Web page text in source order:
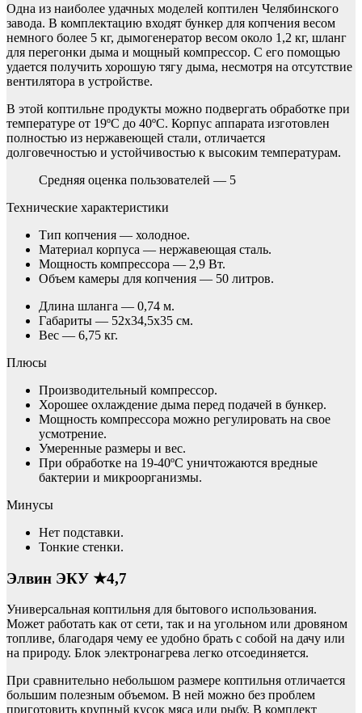
Одна из наиболее удачных моделей коптилен Челябинского
завода. В комплектацию входят бункер для копчения весом
немного более 5 кг, дымогенератор весом около 1,2 кг, шланг
для перегонки дыма и мощный компрессор. С его помощью
удается получить хорошую тягу дыма, несмотря на отсутствие
вентилятора в устройстве.
В этой коптильне продукты можно подвергать обработке при
температуре от 19ºС до 40ºС. Корпус аппарата изготовлен
полностью из нержавеющей стали, отличается
долговечностью и устойчивостью к высоким температурам.
Средняя оценка пользователей — 5
Технические характеристики
Тип копчения — холодное.
Материал корпуса — нержавеющая сталь.
Мощность компрессора — 2,9 Вт.
Объем камеры для копчения — 50 литров.
Длина шланга — 0,74 м.
Габариты — 52х34,5х35 см.
Вес — 6,75 кг.
Плюсы
Производительный компрессор.
Хорошее охлаждение дыма перед подачей в бункер.
Мощность компрессора можно регулировать на свое
усмотрение.
Умеренные размеры и вес.
При обработке на 19-40ºС уничтожаются вредные
бактерии и микроорганизмы.
Минусы
Нет подставки.
Тонкие стенки.
Элвин ЭКУ ★4,7
Универсальная коптильня для бытового использования.
Может работать как от сети, так и на угольном или дровяном
топливе, благодаря чему ее удобно брать с собой на дачу или
на природу. Блок электронагрева легко отсоединяется.
При сравнительно небольшом размере коптильня отличается
большим полезным объемом. В ней можно без проблем
приготовить крупный кусок мяса или рыбу. В комплект